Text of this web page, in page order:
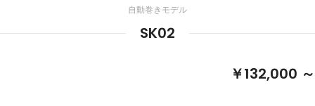
自動巻きモデル
SK02
￥132,000 ～